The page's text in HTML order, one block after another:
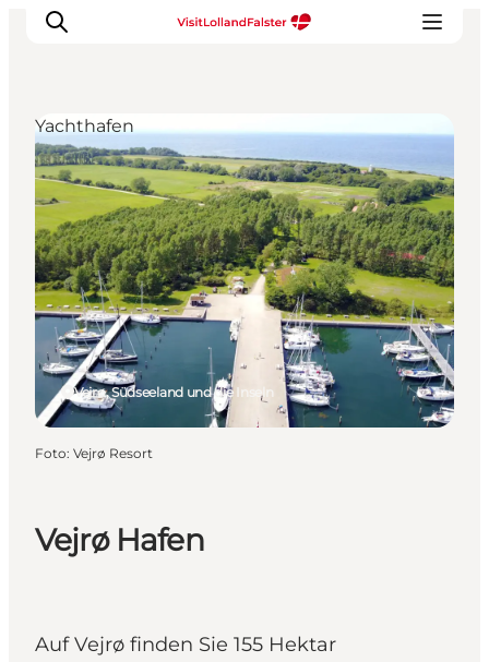
Natur und Outdoor
Familienurlaub
Kultur
Gastronomie
Urlaubsplaner
Vejrø Hafen
Auf Vejrø finden Sie 155 Hektar
Vejrø, Südseeland und die Inseln
Yachthafen
Foto: Vejrø Resort